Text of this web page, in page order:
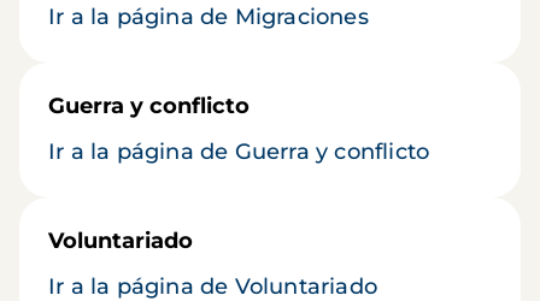
Ir a la página de Migraciones
Guerra y conflicto
Ir a la página de Guerra y conflicto
Voluntariado
Ir a la página de Voluntariado